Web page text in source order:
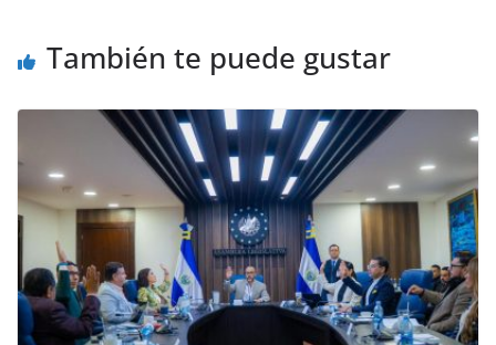
También te puede gustar